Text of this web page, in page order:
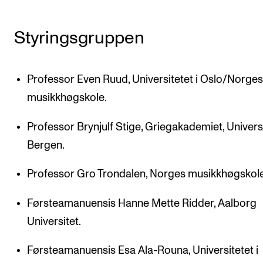
Styringsgruppen
Professor Even Ruud, Universitetet i Oslo/Norges
musikkhøgskole.
Professor Brynjulf Stige, Griegakademiet,
Bergen.
Professor Gro Trondalen, Norges
Førsteamanuensis Hanne Mette Ridder, Aalborg
Universitet.
Førsteamanuensis Esa Ala-Rouna, Universitetet i